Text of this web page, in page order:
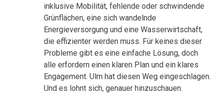
inklusive Mobilität, fehlende oder schwindende
Grünflächen, eine sich wandelnde
Energieversorgung und eine Wasserwirtschaft,
die effizienter werden muss. Für keines dieser
Probleme gibt es eine einfache Lösung, doch
alle erfordern einen klaren Plan und ein klares
Engagement. Ulm hat diesen Weg eingeschlagen.
Und es lohnt sich, genauer hinzuschauen.